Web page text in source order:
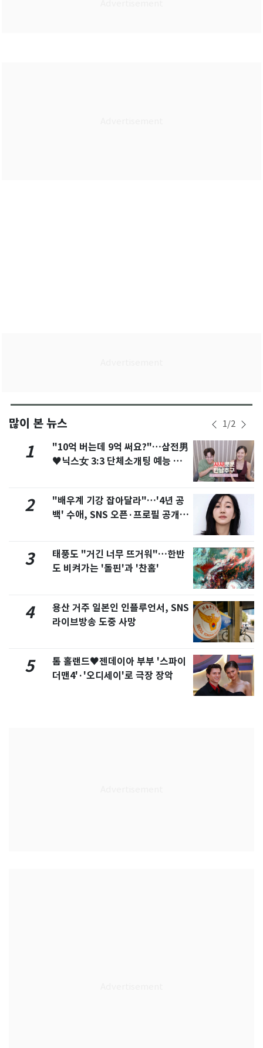
많이 본 뉴스 1/2
1
"10억 버는데 9억 써요?"…삼전男
♥닉스女 3:3 단체소개팅 예능 화
2
"배우계 기강 잡아달라"…'4년 공
백' 수애, SNS 오픈·프로필 공개
3
태풍도 "거긴 너무 뜨거워"…한반
도 비켜가는 '돌핀'과 '찬홈'
4
용산 거주 일본인 인플루언서, SNS
라이브방송 도중 사망
5
톰 홀랜드♥젠데이아 부부 '스파이
더맨4'·'오디세이'로 극장 장악